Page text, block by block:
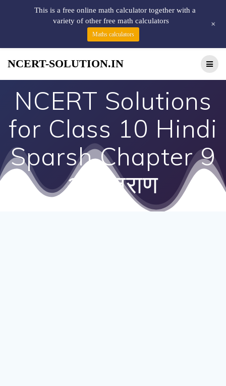
NCERT-SOLUTION.IN
NCERT Solutions
for Class 10 Hindi
Sparsh Chapter 9
आत्मत्राण
This is a free online math calculator together with a
variety of other free math calculators
Maths calculators
+